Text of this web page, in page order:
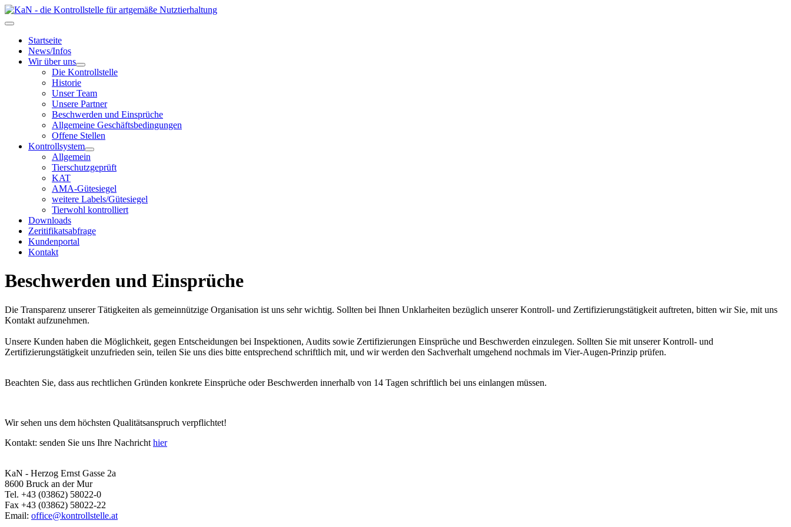
Startseite
News/Infos
Wir über uns
Die Kontrollstelle
Historie
Unser Team
Unsere Partner
Beschwerden und Einsprüche
Allgemeine Geschäftsbedingungen
Offene Stellen
Kontrollsystem
Allgemein
Tierschutzgeprüft
KAT
AMA-Gütesiegel
weitere Labels/Gütesiegel
Tierwohl kontrolliert
Downloads
Zeritifikatsabfrage
Kundenportal
Kontakt
Beschwerden und Einsprüche
Die Transparenz unserer Tätigkeiten als gemeinnützige Organisation ist uns sehr wichtig. Sollten bei Ihnen Unklarheiten bezüglich unserer Kontroll- und Zertifizierungstätigkeit auftreten, bitten wir Sie, mit uns
Kontakt aufzunehmen.
Unsere Kunden haben die Möglichkeit, gegen Entscheidungen bei Inspektionen, Audits sowie Zertifizierungen Einsprüche und Beschwerden einzulegen. Sollten Sie mit unserer Kontroll- und
Zertifizierungstätigkeit unzufrieden sein, teilen Sie uns dies bitte entsprechend schriftlich mit, und wir werden den Sachverhalt umgehend nochmals im Vier-Augen-Prinzip prüfen.
Beachten Sie, dass aus rechtlichen Gründen konkrete Einsprüche oder Beschwerden innerhalb von 14 Tagen schriftlich bei uns einlangen müssen.
Wir sehen uns dem höchsten Qualitätsanspruch verpflichtet!
Kontakt: senden Sie uns Ihre Nachricht hier
KaN - Herzog Ernst Gasse 2a
8600 Bruck an der Mur
Tel. +43 (03862) 58022-0
Fax +43 (03862) 58022-22
Email: office@kontrollstelle.at